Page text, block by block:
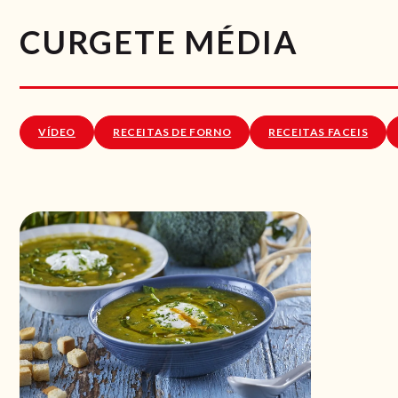
CURGETE MÉDIA
VÍDEO RECEITAS DE FORNO RECEITAS FACEIS